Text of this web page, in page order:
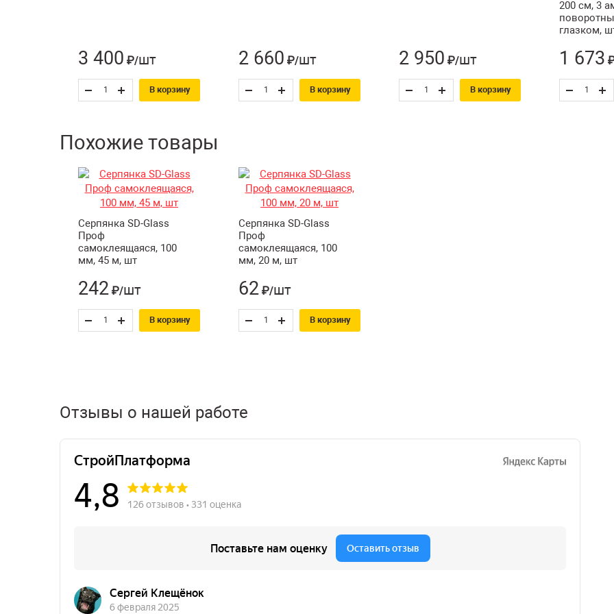
3 400 ₽/шт
В корзину
2 660 ₽/шт
В корзину
2 950 ₽/шт
В корзину
200 см, 3
глазком,
1 673
Похожие товары
Серпянка SD-Glass
Проф
самоклеящаяся, 100
мм, 45 м, шт
242 ₽/шт
В корзину
Серпянка SD-Glass
Проф
самоклеящаяся, 100
мм, 20 м, шт
62 ₽/шт
В корзину
Отзывы о нашей работе